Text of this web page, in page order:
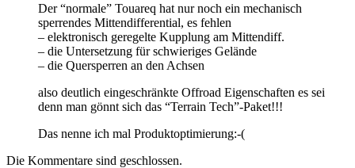
Der “normale” Touareq hat nur noch ein mechanisch
sperrendes Mittendifferential, es fehlen
– elektronisch geregelte Kupplung am Mittendiff.
– die Untersetzung für schwieriges Gelände
– die Quersperren an den Achsen
also deutlich eingeschränkte Offroad Eigenschaften es sei
denn man gönnt sich das “Terrain Tech”-Paket!!!
Das nenne ich mal Produktoptimierung:-(
Die Kommentare sind geschlossen.